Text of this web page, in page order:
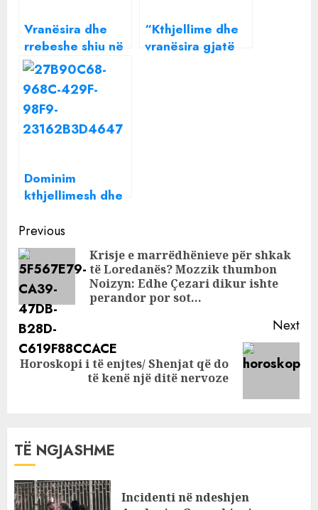
Vranësira dhe
rrebeshe shiu në
disa zona, si
pritet të jetë
moti ditën e
sotme
“Kthjellime dhe
vranësira gjatë
Dominim
kthjellimesh dhe
pasditja sjell shi
në disa zona/ Ja
si do të jetë moti
sot
Continue
Reading
Previous
Krisje e marrëdhënieve për shkak
të Loredanës? Mozzik thumbon
Noizyn: Edhe Çezari dikur ishte
perandor por sot…
Next
Next
Horoskopi i të enjtes/ Shenjat që do
të kenë një ditë nervoze
TË NGJASHME
Incidenti në ndeshjen